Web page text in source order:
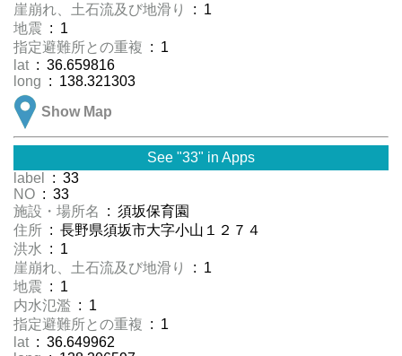
崖崩れ、土石流及び地滑り
: 1
地震 : 1
指定避難所との重複 : 1
lat : 36.659816
long : 138.321303
Show Map
See "33" in Apps
label
: 33
NO : 33
施設・場所名
: 須坂保育園
住所 : 長野県須坂市大字小山１２７４
洪水
: 1
崖崩れ、土石流及び地滑り
: 1
地震 : 1
内水氾濫 : 1
指定避難所との重複 : 1
lat : 36.649962